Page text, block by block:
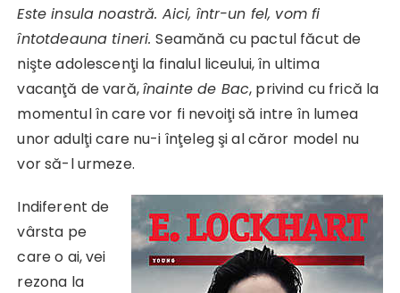
Este insula noastră. Aici, într-un fel, vom fi
întotdeauna tineri.Seamănă cu pactul făcut de
nişte adolescenţi la finalul liceului, în ultima
vacanţă de vară,înainte de Bac, privind cu frică la
momentul în care vor fi nevoiţi să intre în lumea
unor adulţi care nu-i înţeleg şi al căror model nu
vor să-l urmeze.
Indiferent de
vârsta pe
care o ai, vei
rezona la